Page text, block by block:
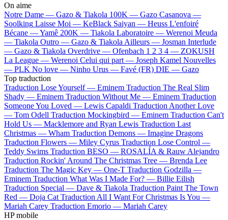
On aime
Notre Dame — Gazo & Tiakola 100K — Gazo Casanova —
Soolking Laisse Moi — KeBlack Saiyan — Heuss L'enfoiré
Bécane —Yamê 200K — Tiakola Laboratoire — Werenoi Meuda
— Tiakola Outro — Gazo & Tiakola Ailleurs — Josman Interlude
— Gazo & Tiakola Overdrive — Ofenbach 1 2 3 4 — ZOKUSH
La League — Werenoi Celui qui part — Joseph Kamel Nouvelles
— PLK No love — Ninho Urus — Favé (FR) DIE — Gazo
Top traduction
Traduction Lose Yourself — Eminem Traduction The Real Slim
Shady — Eminem Traduction Without Me — Eminem Traduction
Someone You Loved — Lewis Capaldi Traduction Another Love
— Tom Odell Traduction Mockingbird — Eminem Traduction Can't
Hold Us — Macklemore and Ryan Lewis Traduction Last
Christmas — Wham Traduction Demons — Imagine Dragons
Traduction Flowers — Miley Cyrus Traduction Lose Control —
Teddy Swims Traduction BESO — ROSALÍA & Rauw Alejandro
Traduction Rockin' Around The Christmas Tree — Brenda Lee
Traduction The Magic Key — One-T Traduction Godzilla —
Eminem Traduction What Was I Made For? — Billie Eilish
Traduction Special — Dave & Tiakola Traduction Paint The Town
Red — Doja Cat Traduction All I Want For Christmas Is You —
Mariah Carey Traduction Emorio — Mariah Carey
HP mobile